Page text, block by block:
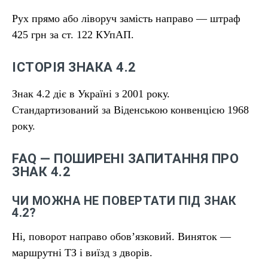
Рух прямо або ліворуч замість направо — штраф
425 грн за ст. 122 КУпАП.
ІСТОРІЯ ЗНАКА 4.2
Знак 4.2 діє в Україні з 2001 року.
Стандартизований за Віденською конвенцією 1968
року.
FAQ — ПОШИРЕНІ ЗАПИТАННЯ ПРО
ЗНАК 4.2
ЧИ МОЖНА НЕ ПОВЕРТАТИ ПІД ЗНАК
4.2?
Ні, поворот направо обов’язковий. Виняток —
маршрутні ТЗ і виїзд з дворів.